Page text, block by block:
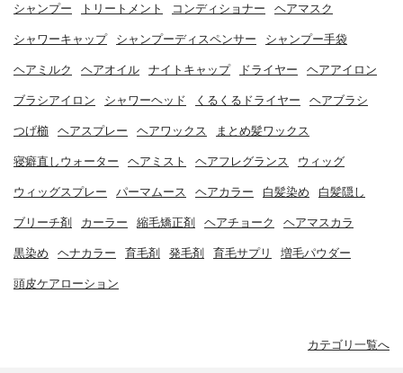
シャンプー トリートメント コンディショナー ヘアマスク
シャワーキャップ シャンプーディスペンサー シャンプー手袋
ヘアミルク ヘアオイル ナイトキャップ ドライヤー ヘアアイロン
ブラシアイロン シャワーヘッド くるくるドライヤー ヘアブラシ
つげ櫛 ヘアスプレー ヘアワックス まとめ髪ワックス
寝癖直しウォーター ヘアミスト ヘアフレグランス ウィッグ
ウィッグスプレー パーマムース ヘアカラー 白髪染め 白髪隠し
ブリーチ剤 カーラー 縮毛矯正剤 ヘアチョーク ヘアマスカラ
黒染め ヘナカラー 育毛剤 発毛剤 育毛サプリ 増毛パウダー
頭皮ケアローション
カテゴリ一覧へ